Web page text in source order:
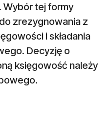
tej formy
zrezygnowania z
i składania
Decyzję o
księgowość należy